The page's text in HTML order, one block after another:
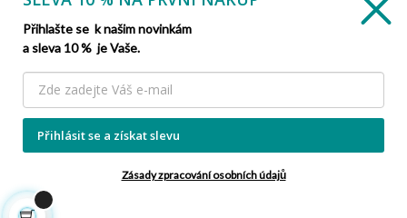
INFORMACE 
SLUŽBA ZÁKAZNÍKŮM
NAŠE NABÍDKY
INFORMACE O FIRMĚ
Přihlašte se k našim novinkám
a sleva 10 % je Vaše.
Přihlásit se a získat slevu
Zásady zpracování osobních údajů